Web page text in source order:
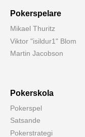
Pokerspelare
Mikael Thuritz
Viktor "isildur1" Blom
Martin Jacobson
Pokerskola
Pokerspel
Satsande
Pokerstrategi